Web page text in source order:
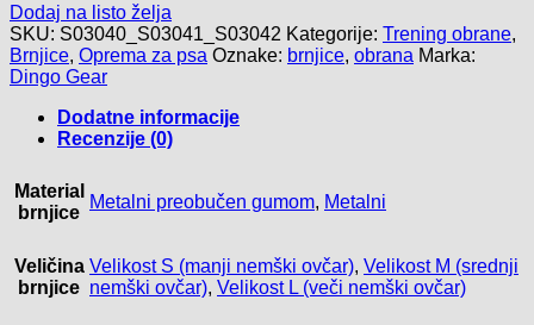
Dodaj na listo želja
SKU: S03040_S03041_S03042 Kategorije: Trening obrane,
Brnjice, Oprema za psa Oznake: brnjice, obrana Marka:
Dingo Gear
Dodatne informacije
Recenzije (0)
Material
brnjice
Metalni preobučen gumom, Metalni
Veličina
brnjice
Velikost S (manji nemški ovčar), Velikost M (srednji
nemški ovčar), Velikost L (veči nemški ovčar)